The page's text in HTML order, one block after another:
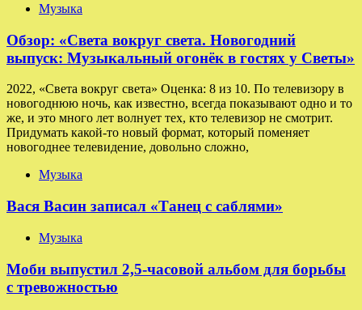
Музыка
Обзор: «Света вокруг света. Новогодний
выпуск: Музыкальный огонёк в гостях у Светы»
2022, «Света вокруг света» Оценка: 8 из 10. По телевизору в
новогоднюю ночь, как известно, всегда показывают одно и то
же, и это много лет волнует тех, кто телевизор не смотрит.
Придумать какой-то новый формат, который поменяет
новогоднее телевидение, довольно сложно,
Музыка
Вася Васин записал «Танец с саблями»
Музыка
Моби выпустил 2,5-часовой альбом для борьбы
с тревожностью